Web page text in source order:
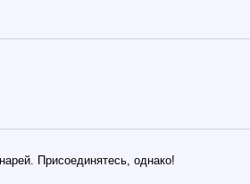
Присоединятесь, однако!